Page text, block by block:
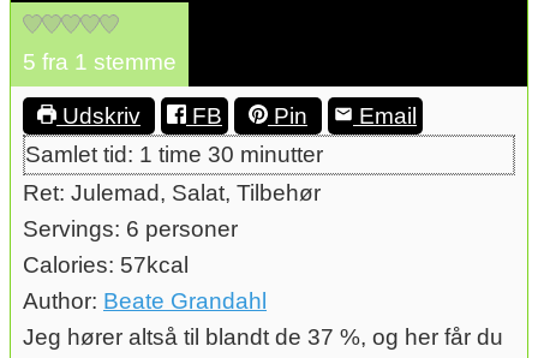
5 fra 1 stemme
Udskriv FB Pin
Email
Samlet tid: 1 time
time 30 minutter
minutter
Ret: Julemad, Salat, Tilbehør
Servings: 6 personer
Calories: 57kcal
Author: Beate Grandahl
Jeg hører altså til blandt de 37 %, og her får du